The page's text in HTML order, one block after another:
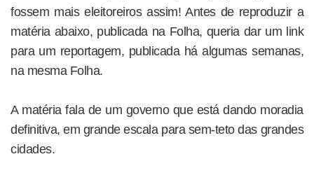
fossem mais eleitoreiros assim! Antes de reproduzir a
matéria abaixo, publicada na Folha, queria dar um link
para um reportagem, publicada há algumas semanas,
na mesma Folha.
A matéria fala de um governo que está dando moradia
definitiva, em grande escala para sem-teto das grandes
cidades.